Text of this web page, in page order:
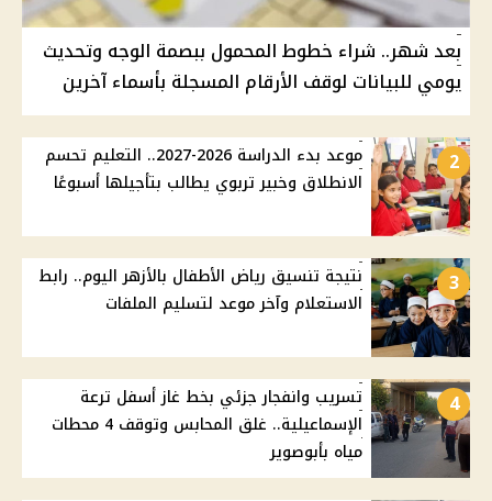
بعد شهر.. شراء خطوط المحمول ببصمة الوجه وتحديث
يومي للبيانات لوقف الأرقام المسجلة بأسماء آخرين
2
موعد بدء الدراسة 2026-2027.. التعليم تحسم
الانطلاق وخبير تربوي يطالب بتأجيلها أسبوعًا
3
نتيجة تنسيق رياض الأطفال بالأزهر اليوم.. رابط
الاستعلام وآخر موعد لتسليم الملفات
4
تسريب وانفجار جزئي بخط غاز أسفل ترعة
الإسماعيلية.. غلق المحابس وتوقف 4 محطات
مياه بأبوصوير